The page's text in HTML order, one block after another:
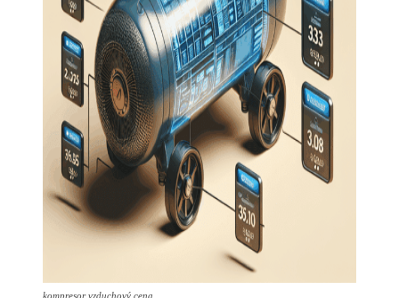
kompresor vzduchový cena